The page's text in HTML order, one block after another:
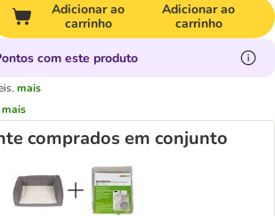
Adicionar ao
carrinho
Adicionar ao
carrinho
com este produto
mais
mais
comprados em conjunto